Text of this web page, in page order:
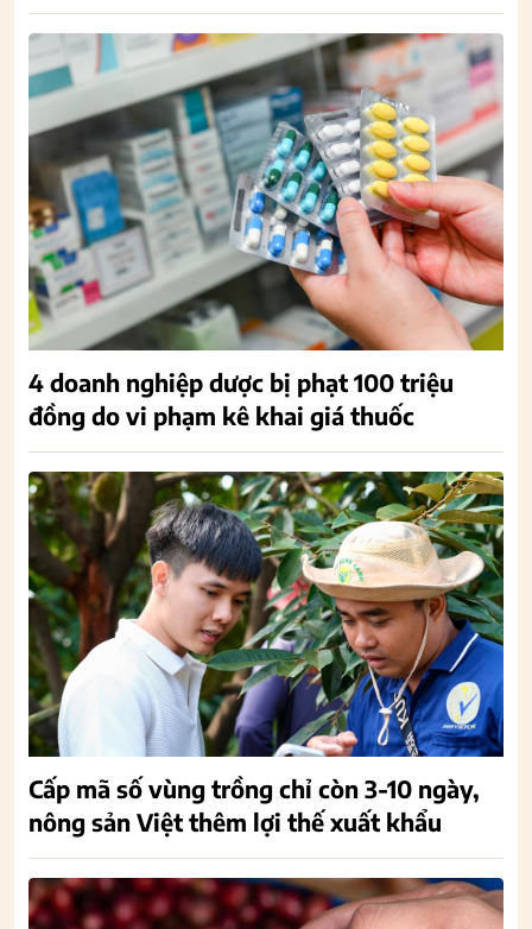
4 doanh nghiệp dược bị phạt 100 triệu
đồng do vi phạm kê khai giá thuốc
Cấp mã số vùng trồng chỉ còn 3-10 ngày,
nông sản Việt thêm lợi thế xuất khẩu